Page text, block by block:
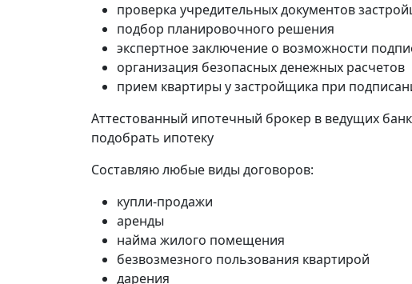
проверка учредительных документов
подбор планировочного решения
экспертное заключение о возможности
организация безопасных денежных расчетов
прием квартиры у застройщика при
Аттестованный ипотечный брокер в ведущих
подобрать ипотеку
Составляю любые виды договоров:
купли-продажи
аренды
найма жилого помещения
безвозмезного пользования квартирой
дарения